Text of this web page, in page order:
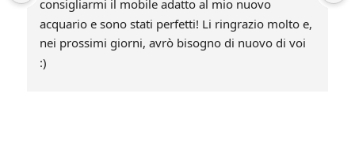
consigliarmi il mobile adatto al mio nuovo
acquario e sono stati perfetti! Li ringrazio molto e,
nei prossimi giorni, avrò bisogno di nuovo di voi
:)